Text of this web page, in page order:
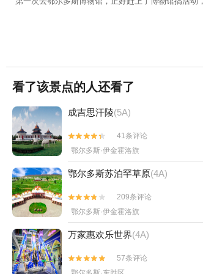
看了该景点的人还看了
成吉思汗陵(5A)


41条评论
鄂尔多斯·伊金霍洛旗
鄂尔多斯苏泊罕草原(4A)


209条评论
鄂尔多斯·伊金霍洛旗
万家惠欢乐世界(4A)


57条评论